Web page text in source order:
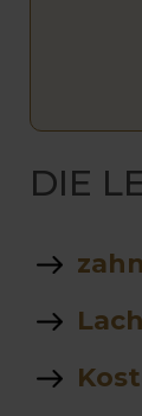
DIE